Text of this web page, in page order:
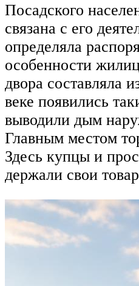
Посадского
связана с его
определяла
особенности
двора составляла
веке появились
выводили дым
Главным местом
Здесь купцы и
держали свои